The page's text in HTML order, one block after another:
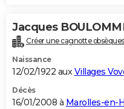
Jacques
Créer une cagnotte obsèques
Naissance
12/02/1922 auxVillages
Décès
16/01/2008 à Marolles-en-